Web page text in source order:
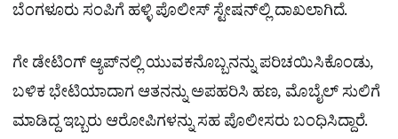
ಬೆಂಗಳೂರು ಸಂಪಿಗೆ ಹಳ್ಳಿ ಪೊಲೀಸ್ ಸ್ಟೇಷನ್​ಲ್ಲಿ ದಾಖಲಾಗಿದೆ.
ಗೇ ಡೇಟಿಂಗ್ ಆ್ಯಪ್‌ನಲ್ಲಿ ಯುವಕನೊಬ್ಬನನ್ನು ಪರಿಚಯಿಸಿಕೊಂಡು,
ಬಳಿಕ ಭೇಟಿಯಾದಾಗ ಆತನನ್ನು ಅಪಹರಿಸಿ ಹಣ, ಮೊಬೈಲ್ ಸುಲಿಗೆ
ಮಾಡಿದ್ದ ಇಬ್ಬರು ಆರೋಪಿಗಳನ್ನು ಸಹ ಪೊಲೀಸರು ಬಂಧಿಸಿದ್ದಾರೆ.